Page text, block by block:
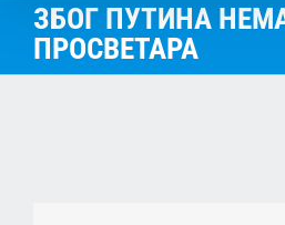
ЗБОГ ПУТИНА
ПРОСВЕТАРА